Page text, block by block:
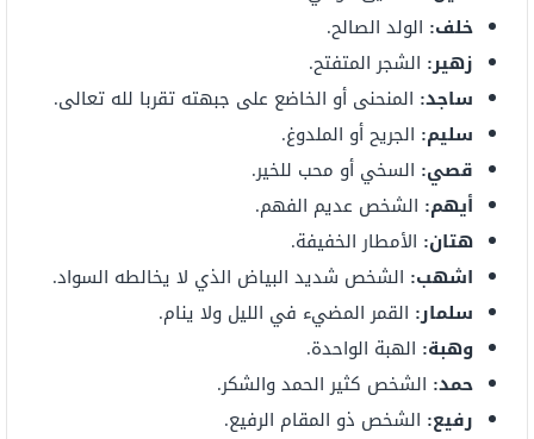
خلف: الولد الصالح.
زهير: الشجر المتفتح.
ساجد: المنحنى أو الخاضع على جبهته تقربا لله تعالى.
سليم: الجريح أو الملدوغ.
قصي: السخي أو محب للخير.
أيهم: الشخص عديم الفهم.
هتان: الأمطار الخفيفة.
اشهب: الشخص شديد البياض الذي لا يخالطه السواد.
سلمار: القمر المضيء في الليل ولا ينام.
وهبة: الهبة الواحدة.
حمد: الشخص كثير الحمد والشكر.
رفيع: الشخص ذو المقام الرفيع.